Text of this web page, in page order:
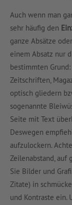
Auch wenn man
sehr häufig den
ganze Absätze
einem Absatz nur
bestimmten
Zeitschriften,
optisch gliedern
sogenannte
Seite mit Text
Deswegen
aufzulockern.
Zeilenabstand, auf
Sie Bilder und
Zitate) in
und Kontraste ein.